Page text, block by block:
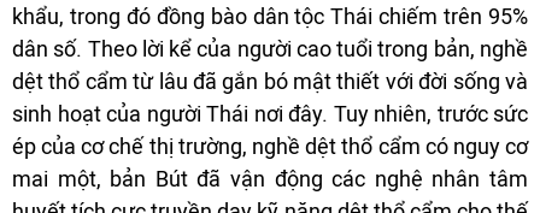
khẩu, trong đó đồng bào dân tộc Thái chiếm trên 95%
dân số. Theo lời kể của người cao tuổi trong bản, nghề
dệt thổ cẩm từ lâu đã gắn bó mật thiết với đời sống và
sinh hoạt của người Thái nơi đây. Tuy nhiên, trước sức
ép của cơ chế thị trường, nghề dệt thổ cẩm có nguy cơ
mai một, bản Bút đã vận động các nghệ nhân tâm